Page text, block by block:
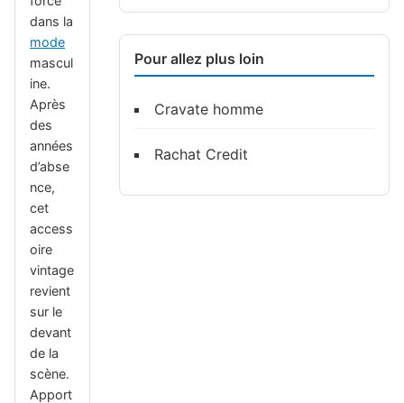
dans la
mode
mascul
ine.
Après
des
années
d’abse
nce,
cet
access
oire
vintage
revient
sur le
devant
de la
scène.
Apport
Pour allez plus loin
Cravate homme
Rachat Credit